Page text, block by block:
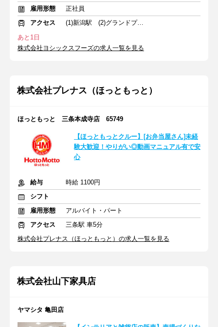
雇用形態
正社員
アクセス
(1)新潟駅 (2)グランドプラザ前駅
あと1日
株式会社ヨシックスフーズの求人一覧を見る
株式会社プレナス（ほっともっと）
ほっともっと 三条本成寺店 65749
【ほっともっとクルー】[お弁当屋さん]未経
験大歓迎！やりがい◎動画マニュアル有で安
心
給与
時給 1100円
シフト
雇用形態
アルバイト・パート
アクセス
三条駅 車5分
株式会社プレナス（ほっともっと）の求人一覧を見る
株式会社山下家具店
ヤマシタ 亀田店